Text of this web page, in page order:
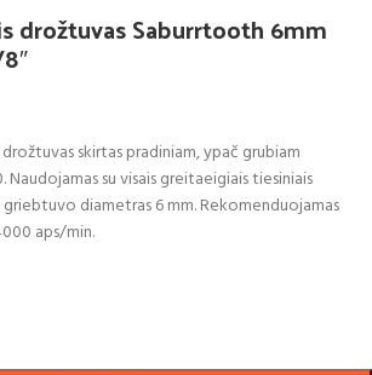
drožtuvas Saburrtooth 6mm
skirtas pradiniam, ypač grubiam
Naudojamas su visais greitaeigiais tiesiniais
diametras 6 mm. Rekomenduojamas
aps/min.